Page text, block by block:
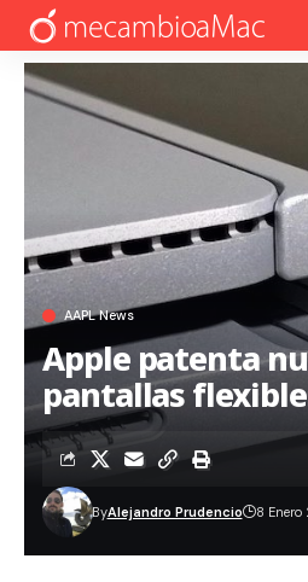
AAPL News
Apple patenta
pantallas
ByAlejandro Prudencio 8